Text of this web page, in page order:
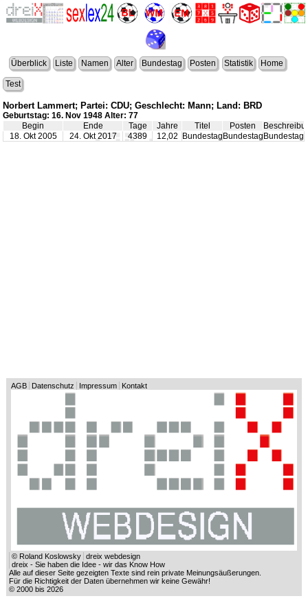
Überblick Liste Namen Alter Bundestag Posten Statistik Home
Test
Norbert Lammert; Partei: CDU; Geschlecht: Mann; Land: BRD
Geburtstag: 16. Nov 1948 Alter: 77
Begin
Ende Tage Jahre Titel Posten
18. Okt 2005
24. Okt 2017 4389 12,02 BundestagspräsidentBundestagspräsident
AGB Datenschutz Impressum Kontakt
© Roland Koslowsky
dreix webdesign
dreix - Sie haben die Idee - wir das Know How
Alle auf dieser Seite gezeigten Texte sind rein private Meinungsäußerungen.
Für die Richtigkeit der Daten übernehmen wir keine Gewähr!
© 2000 bis 2026